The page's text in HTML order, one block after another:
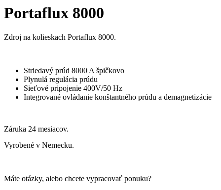
Portaflux 8000
Zdroj na kolieskach Portaflux 8000.
Striedavý prúd 8000 A špičkovo
Plynulá regulácia prúdu
Sieťové pripojenie 400V/50 Hz
Integrované ovládanie konštantného prúdu a demagnetizácie
Záruka 24 mesiacov.
Vyrobené v Nemecku.
Máte otázky, alebo chcete vypracovať ponuku?